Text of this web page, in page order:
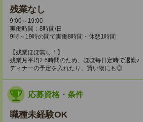
残業なし
9:00～19:00
実働時間：8時間/日
9時～19時の間で実働8時間・休憩1時間
【残業ほぼ無し！】
残業月平均2.6時間のため、ほぼ毎日定時で退勤♪
ディナーの予定を入れたり、買い物にも◎
応募資格・条件
職種未経験OK